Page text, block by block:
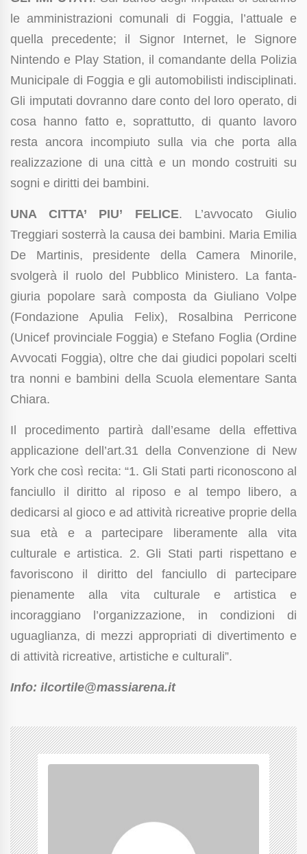
le amministrazioni comunali di Foggia, l’attuale e
quella precedente; il Signor Internet, le Signore
Nintendo e Play Station, il comandante della Polizia
Municipale di Foggia e gli automobilisti indisciplinati.
Gli imputati dovranno dare conto del loro operato, di
cosa hanno fatto e, soprattutto, di quanto lavoro
resta ancora incompiuto sulla via che porta alla
realizzazione di una città e un mondo costruiti su
sogni e diritti dei bambini.
UNA CITTA’ PIU’ FELICE. L’avvocato Giulio
Treggiari sosterrà la causa dei bambini. Maria Emilia
De Martinis, presidente della Camera Minorile,
svolgerà il ruolo del Pubblico Ministero. La fanta-
giuria popolare sarà composta da Giuliano Volpe
(Fondazione Apulia Felix), Rosalbina Perricone
(Unicef provinciale Foggia) e Stefano Foglia (Ordine
Avvocati Foggia), oltre che dai giudici popolari scelti
tra nonni e bambini della Scuola elementare Santa
Chiara.
Il procedimento partirà dall’esame della effettiva
applicazione dell’art.31 della Convenzione di New
York che così recita: “1. Gli Stati parti riconoscono al
fanciullo il diritto al riposo e al tempo libero, a
dedicarsi al gioco e ad attività ricreative proprie della
sua età e a partecipare liberamente alla vita
culturale e artistica. 2. Gli Stati parti rispettano e
favoriscono il diritto del fanciullo di partecipare
pienamente alla vita culturale e artistica e
incoraggiano l’organizzazione, in condizioni di
uguaglianza, di mezzi appropriati di divertimento e
di attività ricreative, artistiche e culturali”.
Info: ilcortile@massiarena.it